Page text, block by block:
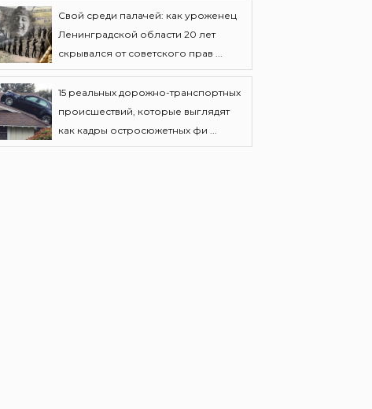
Свой среди палачей: как уроженец
Ленинградской области 20 лет
скрывался от советского прав ...
15 реальных дорожно-транспортных
происшествий, которые выглядят
как кадры остросюжетных фи ...